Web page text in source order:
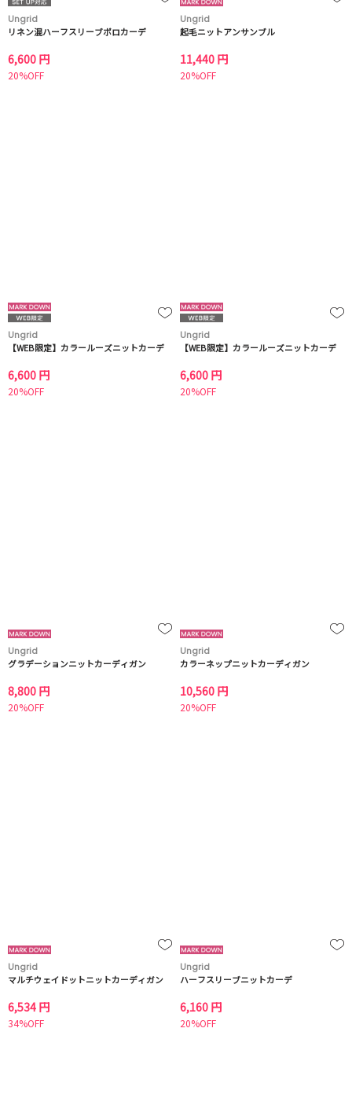
Ungrid
リネン混ハーフスリーブポロカーデ
6,600 円
20%OFF
Ungrid
起毛ニットアンサンブル
11,440 円
20%OFF
Ungrid
【WEB限定】カラールーズニットカーデ
6,600 円
20%OFF
Ungrid
【WEB限定】カラールーズニットカーデ
6,600 円
20%OFF
Ungrid
グラデーションニットカーディガン
8,800 円
20%OFF
Ungrid
カラーネップニットカーディガン
10,560 円
20%OFF
Ungrid
マルチウェイドットニットカーディガン
6,534 円
34%OFF
Ungrid
ハーフスリーブニットカーデ
6,160 円
20%OFF